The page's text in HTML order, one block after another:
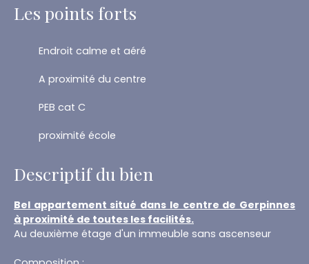
Les points forts
Endroit calme et aéré
A proximité du centre
PEB cat C
proximité école
Descriptif du bien
Bel appartement situé dans le centre de Gerpinnes
à proximité de toutes les facilités.
Au deuxième étage d'un immeuble sans ascenseur